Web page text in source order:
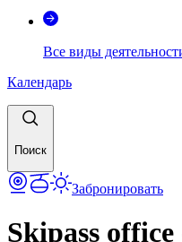
Все виды
Календарь
Поиск
Забронировать
Skipass